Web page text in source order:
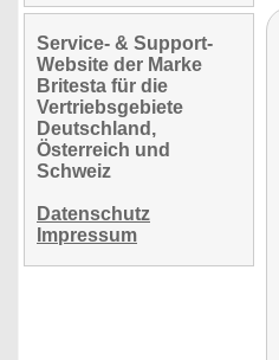
Service- & Support-
Website der Marke
Britesta für die
Vertriebsgebiete
Deutschland,
Österreich und
Schweiz
Datenschutz
Impressum